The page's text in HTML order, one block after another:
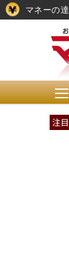
注
マネーの